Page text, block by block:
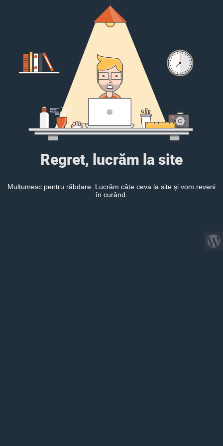
Regret, lucrăm la site
Mulțumesc pentru răbdare. Lucrăm câte ceva la site și vom reveni
în curând.